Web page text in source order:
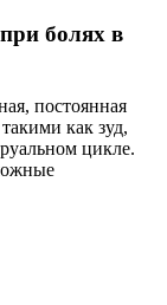
болях в
постоянная
как зуд,
цикле.